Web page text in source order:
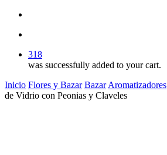
318
was successfully added to your cart.
Inicio Flores y Bazar Bazar Aromatizadores
de Vidrio con Peonias y Claveles